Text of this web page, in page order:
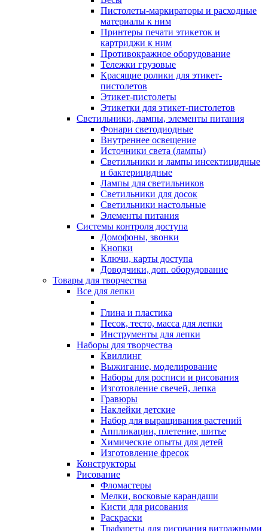
Пистолеты-маркираторы и расходные
материалы к ним
Принтеры печати этикеток и
картриджи к ним
Противокражное оборудование
Тележки грузовые
Красящие ролики для этикет-
пистолетов
Этикет-пистолеты
Этикетки для этикет-пистолетов
Светильники, лампы, элементы питания
Фонари светодиодные
Внутреннее освещение
Источники света (лампы)
Светильники и лампы инсектицидные
и бактерицидные
Лампы для светильников
Светильники для досок
Светильники настольные
Элементы питания
Системы контроля доступа
Домофоны, звонки
Кнопки
Ключи, карты доступа
Доводчики, доп. оборудование
Товары для творчества
Все для лепки
Глина и пластика
Песок, тесто, масса для лепки
Инструменты для лепки
Наборы для творчества
Квиллинг
Выжигание, моделирование
Наборы для росписи и рисования
Изготовление свечей, лепка
Гравюры
Наклейки детские
Набор для выращивания растений
Аппликации, плетение, шитье
Химические опыты для детей
Изготовление фресок
Конструкторы
Рисование
Фломастеры
Мелки, восковые карандаши
Кисти для рисования
Раскраски
Трафареты для рисования витражными